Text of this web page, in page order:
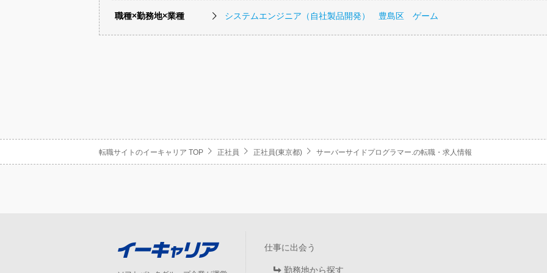
職種×勤務地×業種 システムエンジニア（自社製品開発） 豊島区 ゲーム
転職サイトのイーキャリア TOP 正社員 正社員(東京都) サーバーサイドプログラマー.の転職・求人情報
仕事に出会う
勤務地から探す